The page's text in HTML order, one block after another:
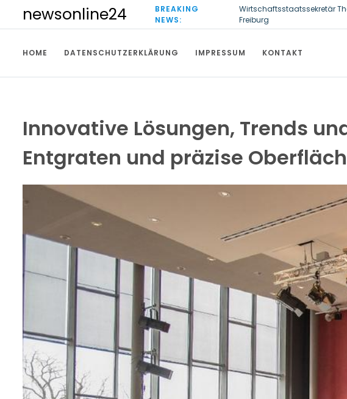
i
newsonline24
BREAKING
NEWS:
Wirtschaftsstaatssekretär
Freiburg
Ultraschallzahnbürste für
HOME DATENSCHUTZERKLÄRUNG IMPRESSUM KONTAKT
Innovative Lösungen, Trends
Entgraten und präzise